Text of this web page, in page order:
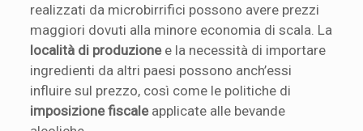
realizzati da microbirrifici possono avere prezzi
maggiori dovuti alla minore economia di scala. La
località di produzionee la necessità di importare
ingredienti da altri paesi possono anch’essi
influire sul prezzo, così come le politiche di
imposizione fiscaleapplicate alle bevande